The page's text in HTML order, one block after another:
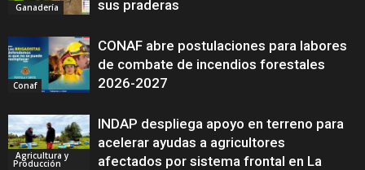
Ganadería
sus praderas
Conaf
CONAF abre postulaciones para labores
de combate de incendios forestales
2026-2027
Agricultura y
Producción
INDAP despliega apoyo en terreno para
acelerar ayudas a agricultores
afectados por sistema frontal en La